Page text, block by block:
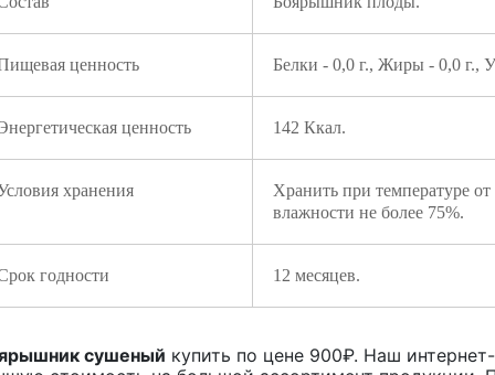
ценность Белки - 0,0 г., Жиры - 0,0 г.,
ценность 142 Ккал.
хранения
Хранить при температуре
влажности не более 75%.
годности 12 месяцев.
сушеный купить по цене 900₽. Наш